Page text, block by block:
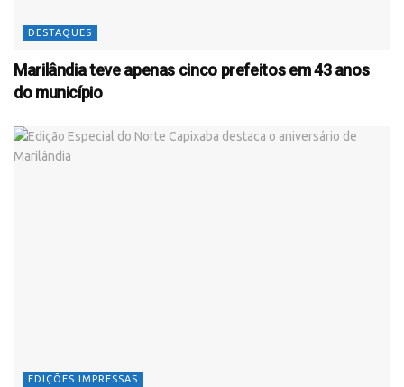
DESTAQUES
Marilândia teve apenas cinco prefeitos em 43 anos
do município
EDIÇÕES IMPRESSAS